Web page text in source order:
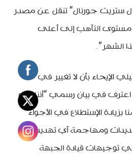
ستريت جورنال” تنقل عن مصدر
مستوى التأهب إلى أعلى
الشهر”.
الإيحاء بأن لا تغيير في
اعترف في بيان رسمي “أننا في
الإستطلاع في الأجواء
ومهاجمة أي تهديد
توجيهات قيادة الجبهة